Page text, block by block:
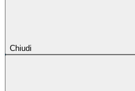
Chiudi